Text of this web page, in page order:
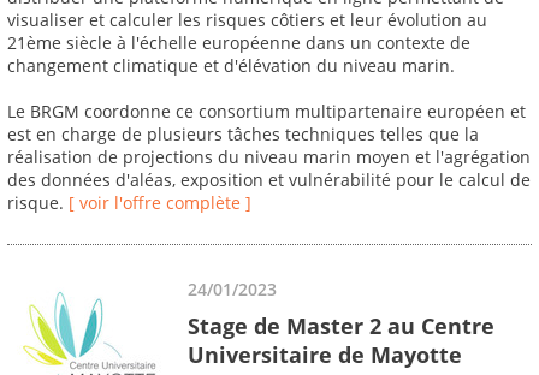
visualiser et calculer les risques côtiers et leur évolution au
21ème siècle à l'échelle européenne dans un contexte de
changement climatique et d'élévation du niveau marin.
Le BRGM coordonne ce consortium multipartenaire européen et
est en charge de plusieurs tâches techniques telles que la
réalisation de projections du niveau marin moyen et l'agrégation
des données d'aléas, exposition et vulnérabilité pour le calcul de
risque. [ voir l'offre complète ]
24/01/2023
Stage de Master 2 au Centre
Universitaire de Mayotte